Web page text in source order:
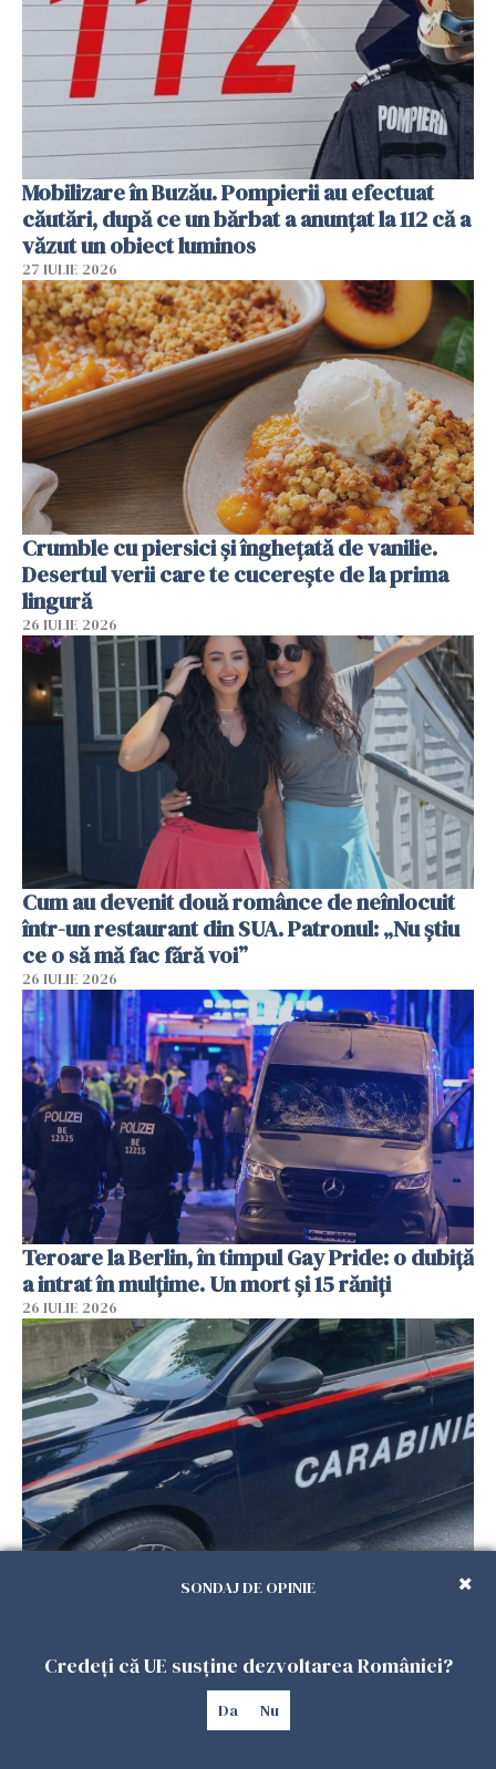
Mobilizare în Buzău. Pompierii au efectuat
căutări, după ce un bărbat a anunțat la 112 că a
văzut un obiect luminos
27 IULIE 2026
Crumble cu piersici și înghețată de vanilie.
Desertul verii care te cucerește de la prima
lingură
26 IULIE 2026
Cum au devenit două românce de neînlocuit
într-un restaurant din SUA. Patronul: „Nu știu
ce o să mă fac fără voi”
26 IULIE 2026
Teroare la Berlin, în timpul Gay Pride: o dubiță
a intrat în mulțime. Un mort și 15 răniți
26 IULIE 2026
Român, în stare critică după ce a intrat într-o
26 IULIE 2026
SONDAJ DE OPINIE
Credeți că UE susține dezvoltarea României?
Da Nu